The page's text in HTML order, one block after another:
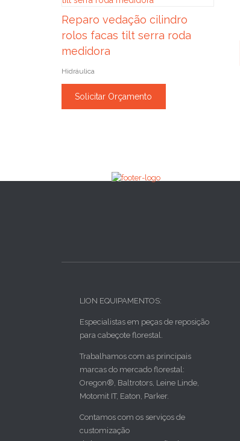
Reparo vedação cilindro
rolos facas tilt serra roda
medidora
Hidráulica
Solicitar Orçamento
LION EQUIPAMENTOS:
Especialistas em peças de reposição
para cabeçote florestal.
Trabalhamos com as principais
marcas do mercado florestal:
Oregon®, Baltrotors, Leine Linde,
Motomit IT, Eaton, Parker.
Contamos com os serviços de
customização